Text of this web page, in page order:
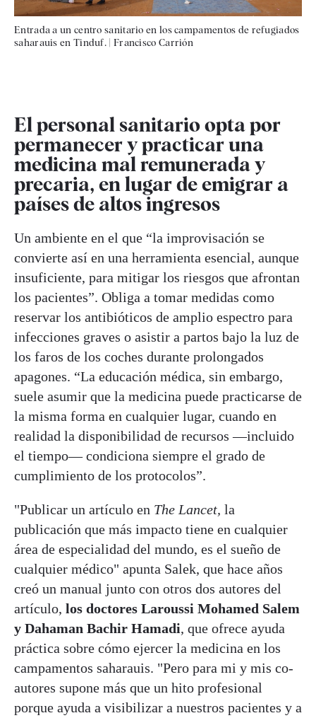
Entrada a un centro sanitario en los campamentos de refugiados
saharauis en Tinduf. | Francisco Carrión
El personal sanitario opta por
permanecer y practicar una
medicina mal remunerada y
precaria, en lugar de emigrar a
países de altos ingresos
Un ambiente en el que “la improvisación se
convierte así en una herramienta esencial, aunque
insuficiente, para mitigar los riesgos que afrontan
los pacientes”. Obliga a tomar medidas como
reservar los antibióticos de amplio espectro para
infecciones graves o asistir a partos bajo la luz de
los faros de los coches durante prolongados
apagones. “La educación médica, sin embargo,
suele asumir que la medicina puede practicarse de
la misma forma en cualquier lugar, cuando en
realidad la disponibilidad de recursos —incluido
el tiempo— condiciona siempre el grado de
cumplimiento de los protocolos”.
"Publicar un artículo en The Lancet, la
publicación que más impacto tiene en cualquier
área de especialidad del mundo, es el sueño de
cualquier médico" apunta Salek, que hace años
creó un manual junto con otros dos autores del
artículo, los doctores Laroussi Mohamed Salem
y Dahaman Bachir Hamadi, que ofrece ayuda
práctica sobre cómo ejercer la medicina en los
campamentos saharauis. "Pero para mi y mis co-
autores supone más que un hito profesional
porque ayuda a visibilizar a nuestros pacientes y a